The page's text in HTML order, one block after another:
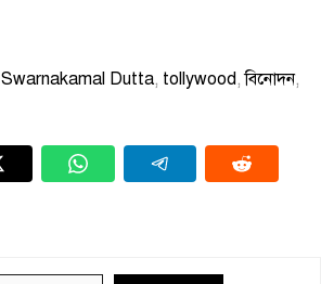
Swarnakamal Dutta, tollywood,বিনোদন,